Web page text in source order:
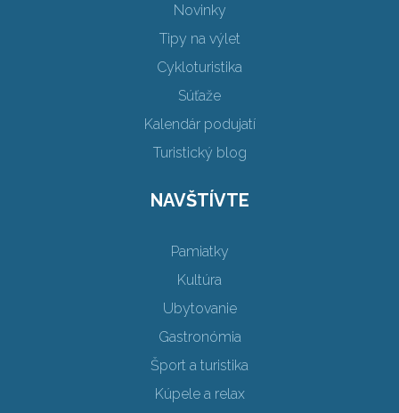
Novinky
Tipy na výlet
Cykloturistika
Súťaže
Kalendár podujatí
Turistický blog
NAVŠTÍVTE
Pamiatky
Kultúra
Ubytovanie
Gastronómia
Šport a turistika
Kúpele a relax